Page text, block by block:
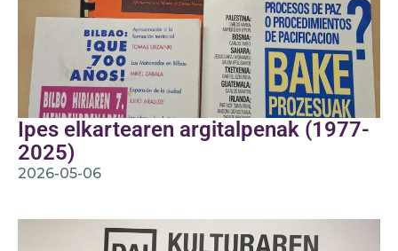
Ipes elkartearen argitalpenak (1977-
2025)
2026-05-06